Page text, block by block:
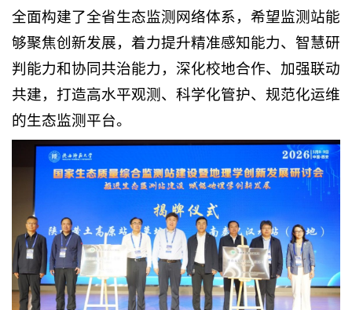
全面构建了全省生态监测网络体系，希望监测站能
够聚焦创新发展，着力提升精准感知能力、智慧研
判能力和协同共治能力，深化校地合作、加强联动
共建，打造高水平观测、科学化管护、规范化运维
的生态监测平台。